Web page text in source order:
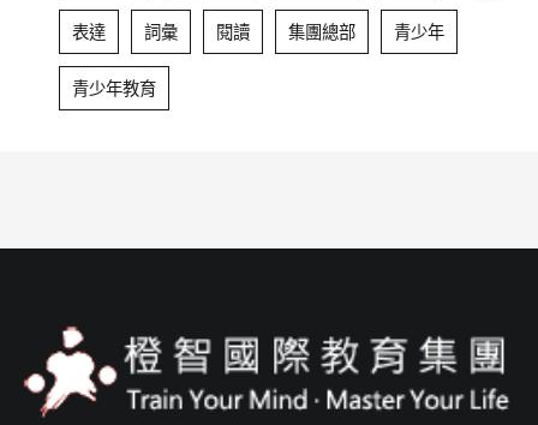
表達 詞彙 閱讀 集團總部 青少年
青少年教育